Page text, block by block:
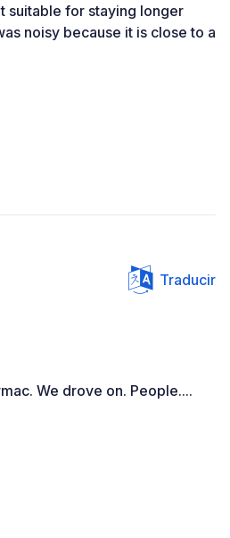
suitable for staying longer
noisy because it is close to a
Traducir
We drove on. People....